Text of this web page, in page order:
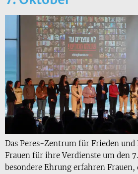
Das Peres-Zentrum für Frieden
Frauen für ihre Verdienste um den
besondere Ehrung erfahren